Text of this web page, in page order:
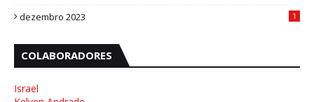
dezembro 2023 1
COLABORADORES
Israel